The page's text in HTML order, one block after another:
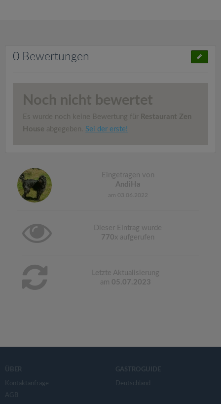
0 Bewertungen
Noch nicht bewertet
Es wurde noch keine Bewertung für Restaurant Zen
House abgegeben. Sei der erste!
Eingetragen von
AndiHa
am 03.06.2022
Dieser Eintrag wurde
770x aufgerufen
Letzte Aktualisierung
am 05.07.2023
ÜBER
Kontaktanfrage
AGB
GASTROGUIDE
Deutschland